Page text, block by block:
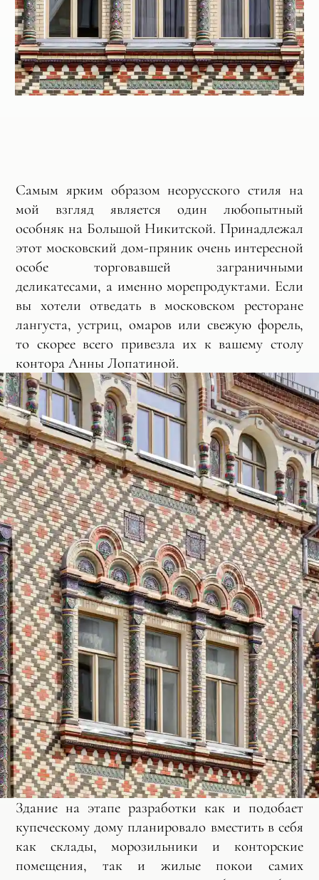
Самым ярким образом неорусского стиля на
мой взгляд является один любопытный
особняк на Большой Никитской. Принадлежал
этот московский дом-пряник очень интересной
особе торговавшей заграничными
деликатесами, а именно морепродуктами. Если
вы хотели отведать в московском ресторане
лангуста, устриц, омаров или свежую форель,
то скорее всего привезла их к вашему столу
контора Анны Лопатиной.
Здание на этапе разработки как и подобает
купеческому дому планировало вместить в себя
как склады, морозильники и конторские
помещения, так и жилые покои самих